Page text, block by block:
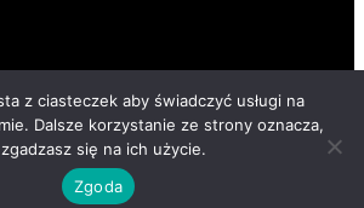
Copyright 2025. All Rights Reserved.
z ciasteczek aby świadczyć usługi na
Dalsze korzystanie ze strony oznacza,
się na ich użycie.
Zgoda